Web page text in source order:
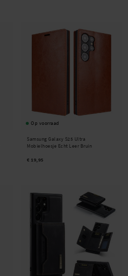
Op voorraad
Samsung Galaxy S25 Ultra
Mobielhoesje Echt Leer Bruin
€ 19,95